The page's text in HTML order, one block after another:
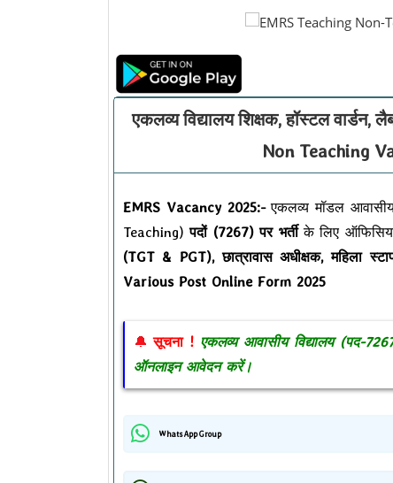
एकलव्य विद्यालय शिक्षक, हॉस्टल वार्डन,
Non Teaching
EMRS Vacancy 2025:-एकलव्य मॉडल आवासीय
Teaching)पदों (7267) पर भर्तीके लिए
(TGT & PGT), छात्रावास अधीक्षक, महिला
Various Post Online Form 2025
सूचना ! एकलव्य आवासीय विद्यालय (पद-
ऑनलाइन आवेदन करें।
WhatsApp Group